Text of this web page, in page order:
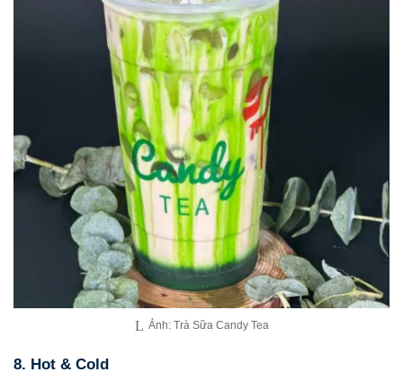
Ảnh: Trà Sữa Candy Tea
8. Hot & Cold